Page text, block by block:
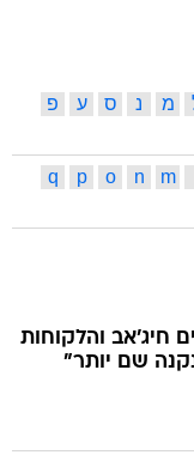
מ נ ס ע
פ
m
n
o
p
q
חיג'אב והלקוחות
שם יותר"